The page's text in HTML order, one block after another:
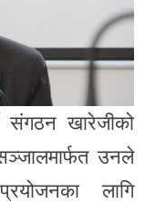
संगठन खारेजीको
उनले
लागि